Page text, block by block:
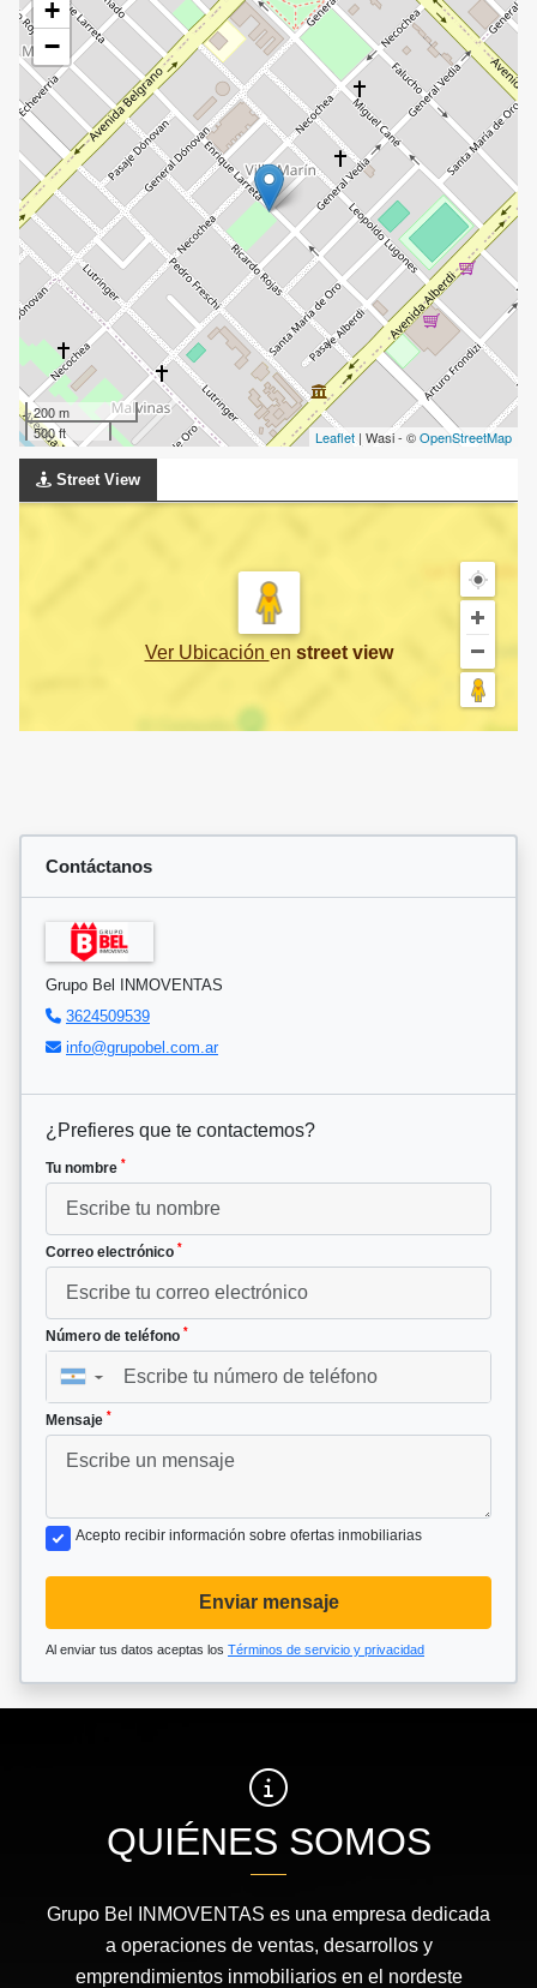
+
−
200 m
500 ft
Leaflet | Wasi - ©OpenStreetMap
Street View
Ver Ubicación en street view
Contáctanos
Grupo Bel INMOVENTAS
3624509539
info@grupobel.com.ar
¿Prefieres que te contactemos?
Tu nombre *
Correo electrónico *
Número de teléfono *
▼
Mensaje *
Acepto recibir información sobre ofertas inmobiliarias
Enviar mensaje
Al enviar tus datos aceptas los Términos de servicio y privacidad
QUIÉNES SOMOS
Grupo Bel INMOVENTAS es una empresa dedicada
a operaciones de ventas, desarrollos y
emprendimientos inmobiliarios en el nordeste